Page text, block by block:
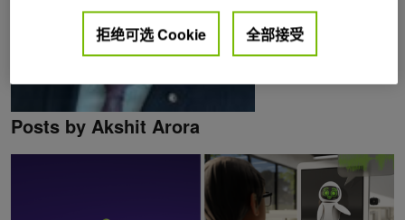
Posts by Akshit Arora
拒绝可选 Cookie 全部接受